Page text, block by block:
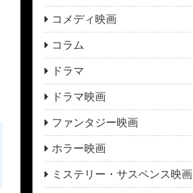
コメディ映画
コラム
ドラマ
ドラマ映画
ファンタジー映画
ホラー映画
ミステリー・サスペンス映画